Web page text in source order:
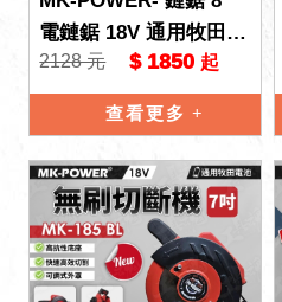
電鏈鋸 18V 通用牧田電
池 MK-V71 鋰電 充電式
電鋸 鏈鋸
2128 元 $ 1850 起
查看更多